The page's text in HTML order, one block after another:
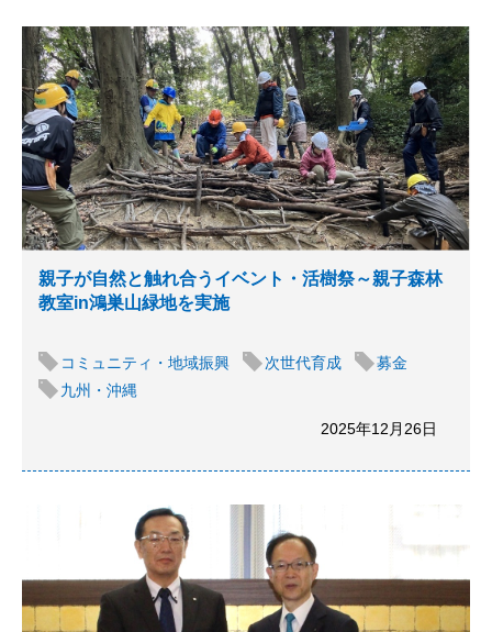
親子が自然と触れ合うイベント・活樹祭～親子森林
教室in鴻巣山緑地を実施
コミュニティ・地域振興 次世代育成
募金
九州・沖縄
2025年12月26日